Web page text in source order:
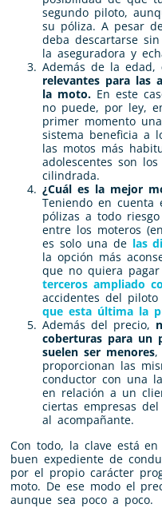
segundo piloto,
su póliza. A pesar
deba descartarse
la aseguradora y
Además de la edad,
relevantes para las
la moto.En este
no puede, por ley,
primer momento
sistema beneficia a
las motos más
adolescentes son
cilindrada.
¿Cuál es la mejor
Teniendo en cuenta
pólizas a todo
entre los moteros
es solo una de las
la opción más
que no quiera
terceros ampliado
accidentes del
que esta última la
Además del precio,
coberturas para un
suelen ser menores,
proporcionan las
conductor con una
en relación a un
ciertas empresas
al acompañante.
Con todo, la clave está
buen expediente de
por el propio carácter
moto. De ese modo el
aunque sea poco a poco.